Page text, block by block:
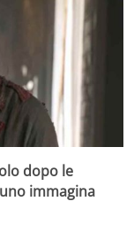
dopo le
immagina